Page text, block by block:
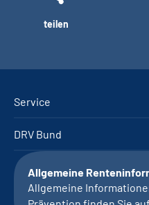
teilen
Service
DRV Bund
Allgemeine
Allgemeine